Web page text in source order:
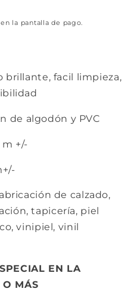
la pantalla de pago.
brillante, facil limpieza,
de algodón y PVC
m +/-
de calzado,
tapicería, piel
vinipiel, vinil
EN LA
O MÁS